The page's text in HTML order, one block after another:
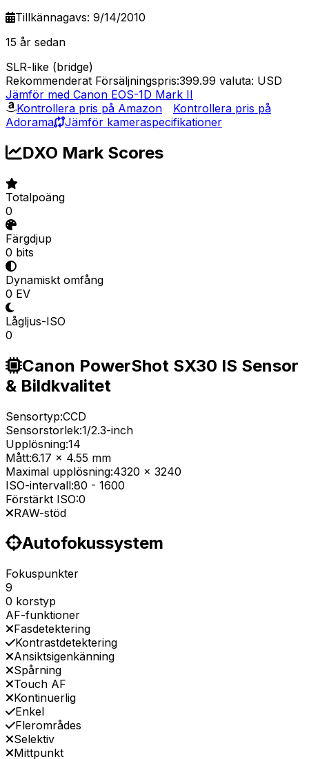
Tillkännagavs: 9/14/2010
15 år sedan
SLR-like (bridge)
Rekommenderat Försäljningspris:399.99 valuta: USD
Jämför med Canon EOS-1D Mark II
Kontrollera pris på Amazon
Kontrollera pris på
Adorama
Jämför kameraspecifikationer
DXO Mark Scores
Totalpoäng
0
Färgdjup
0 bits
Dynamiskt omfång
0 EV
Lågljus-ISO
0
Canon PowerShot SX30 IS Sensor
& Bildkvalitet
Sensortyp:CCD
Sensorstorlek:1/2.3-inch
Upplösning:14
Mått:6.17 x 4.55 mm
Maximal upplösning:4320 x 3240
ISO-intervall:80 - 1600
Förstärkt ISO:0
RAW-stöd
Autofokussystem
Fokuspunkter
9
0 korstyp
AF-funktioner
Fasdetektering
Kontrastdetektering
Ansiktsigenkänning
Spårning
Touch AF
Kontinuerlig
Enkel
Flerområdes
Selektiv
Mittpunkt